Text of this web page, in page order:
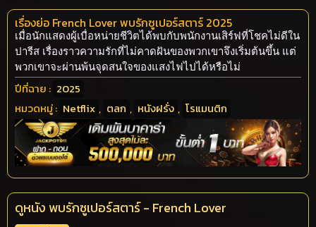
เรื่องย่อ French Lover พบรักซูเปอร์สตาร์ 2025
เมื่อนักแสดงผู้เบื่อหน่ายชีวิตได้พบกับพนักงานเสิร์ฟที่โชคไม่ดีใน
ปารีส เรื่องราวความรักที่ไม่คาดฝันของพวกเขาจึงเริ่มต้นขึ้น แต่
พวกเขาจะผ่านพ้นจุดสนใจของแสงไฟไปได้หรือไม่
ปีที่ฉาย : 2025
หมวดหมู่ : Netflix , ตลก , หนังฝรั่ง , โรแมนติก
ดูหนัง พบรักซูเปอร์สตาร์ - French Lover